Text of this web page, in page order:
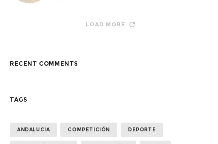
LOAD MORE
RECENT COMMENTS
TAGS
ANDALUCIA COMPETICIÓN DEPORTE